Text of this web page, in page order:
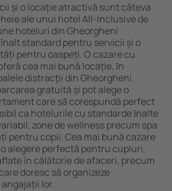
și o locație atractivă sunt câteva
ale unui hotel All-Inclusive de
hoteluri din Gheorgheni
standard pentru servicii și o
pentru oaspeți. O cazare cu
cea mai bună locație, ȋn
distracţii din Gheorgheni.
gratuită și pot alege o
care să corespundă perfect
ca hotelurile cu standarde ȋnalte
zone de wellness precum spa
pentru copii. Cea mai bună cazare
alegere perfectă pentru cupluri,
în călătorie de afaceri, precum
doresc să organizeze
lor.